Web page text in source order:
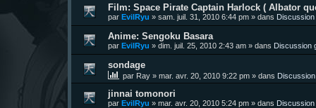
Film: Space Pirate Captain Harlock ( Albator
par EvilRyu » sam. juil. 31, 2010 6:44 pm » dans
Anime: Sengoku Basara
par EvilRyu » dim. juil. 25, 2010 2:43 am » dans Discussion
sondage
par Ray » mar. avr. 20, 2010 9:22 pm » dans
jinnai tomonori
par EvilRyu » mar. avr. 20, 2010 5:24 pm » dans